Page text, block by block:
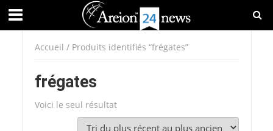
Accueil / Produits identifiés “frégates”
frégates
Voici le seul résultat